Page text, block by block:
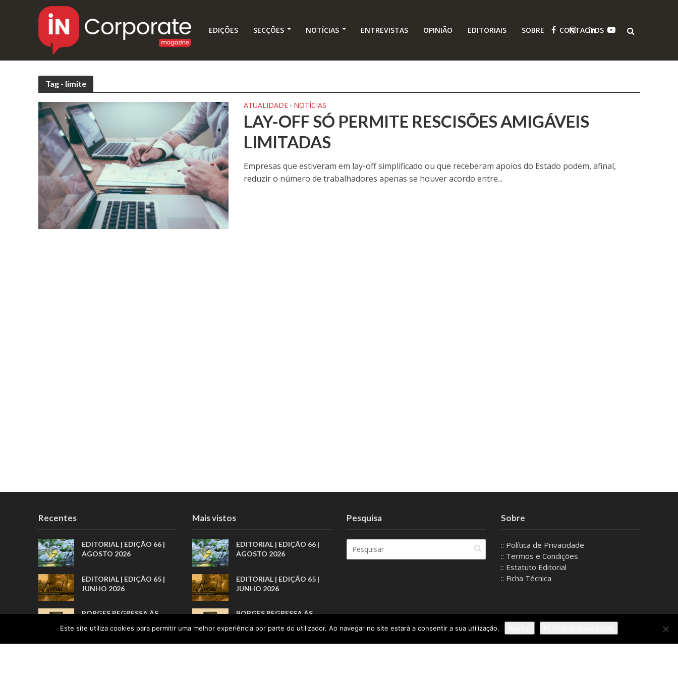
EDIÇÕES SECÇÕES NOTÍCIAS ENTREVISTAS OPINIÃO EDITORIAIS SOBRE CONTACTOS
Tag - limite
ATUALIDADE • NOTÍCIAS
LAY-OFF SÓ PERMITE RESCISÕES AMIGÁVEIS
LIMITADAS
Empresas que estiveram em lay-off simplificado ou que receberam apoios do Estado podem, afinal,
reduzir o número de trabalhadores apenas se houver acordo entre...
Recentes
EDITORIAL | EDIÇÃO 66 |
AGOSTO 2026
EDITORIAL | EDIÇÃO 65 |
JUNHO 2026
BORGES REGRESSA ÀS
BREVE DOS PRÓLOGOS
Mais vistos
EDITORIAL | EDIÇÃO 66 |
AGOSTO 2026
EDITORIAL | EDIÇÃO 65 |
JUNHO 2026
BORGES REGRESSA ÀS
BREVE DOS PRÓLOGOS
Pesquisa Sobre
:: Política de Privacidade
:: Termos e Condições
:: Estatuto Editorial
:: Ficha Técnica
Este site utiliza cookies para permitir uma melhor experiência por parte do utilizador. Ao navegar no site estará a consentir a sua utilização.